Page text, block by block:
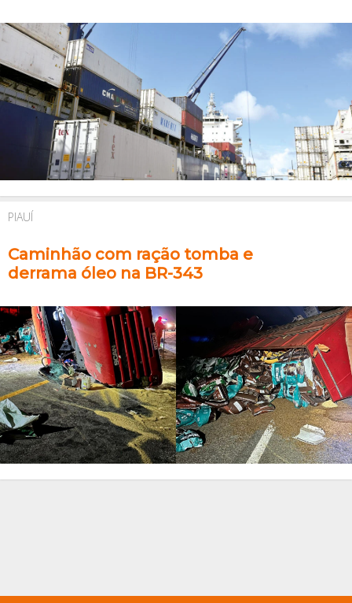
PIAUÍ
Caminhão com ração tomba e
derrama óleo na BR-343